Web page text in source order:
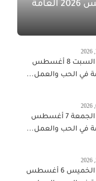
أبراج اليوم الأحد 9 أغسطس 2026 العامة
أبراج اليوم السبت 8 أغسطس
أبراج اليوم الجمعة 7 أغسطس
أبراج اليوم الخميس 6 أغسطس